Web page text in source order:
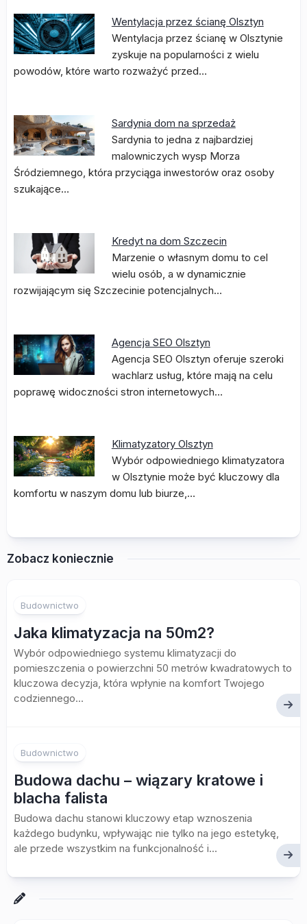
Wentylacja przez ścianę Olsztyn
Wentylacja przez ścianę w Olsztynie
zyskuje na popularności z wielu
powodów, które warto rozważyć przed…
Sardynia dom na sprzedaż
Sardynia to jedna z najbardziej
malowniczych wysp Morza
Śródziemnego, która przyciąga inwestorów oraz osoby
szukające…
Kredyt na dom Szczecin
Marzenie o własnym domu to cel
wielu osób, a w dynamicznie
rozwijającym się Szczecinie potencjalnych…
Agencja SEO Olsztyn
Agencja SEO Olsztyn oferuje szeroki
wachlarz usług, które mają na celu
poprawę widoczności stron internetowych…
Klimatyzatory Olsztyn
Wybór odpowiedniego klimatyzatora
w Olsztynie może być kluczowy dla
komfortu w naszym domu lub biurze,…
Zobacz koniecznie
Budownictwo
Jaka klimatyzacja na 50m2?
Wybór odpowiedniego systemu klimatyzacji do
pomieszczenia o powierzchni 50 metrów kwadratowych to
kluczowa decyzja, która wpłynie na komfort Twojego
codziennego...
Budownictwo
Budowa dachu – wiązary kratowe i
blacha falista
Budowa dachu stanowi kluczowy etap wznoszenia
każdego budynku, wpływając nie tylko na jego estetykę,
ale przede wszystkim na funkcjonalność i...